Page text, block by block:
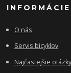
O nás
Servis bicyklov
Najčastejšie otázky